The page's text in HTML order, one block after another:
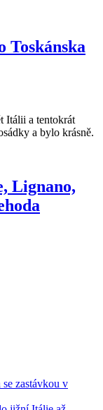
Toskánska
Itálii a tentokrát
a bylo krásně.
Lignano,
zastávkou v